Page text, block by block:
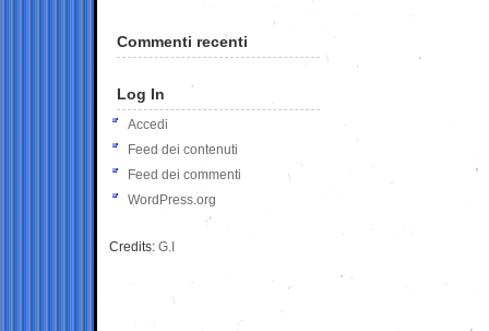
Commenti recenti
Log In
Accedi
Feed dei contenuti
Feed dei commenti
WordPress.org
Credits: G.I